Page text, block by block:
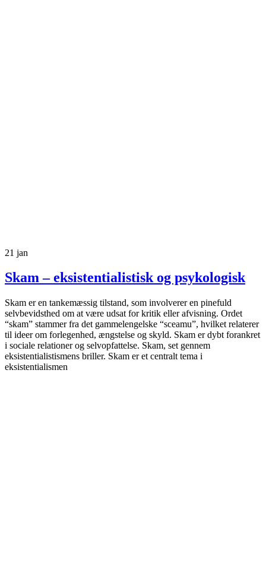
21 jan
Skam – eksistentialistisk og psykologisk
Skam er en tankemæssig tilstand, som involverer en pinefuld
selvbevidsthed om at være udsat for kritik eller afvisning. Ordet
“skam” stammer fra det gammelengelske “sceamu”, hvilket relaterer
til ideer om forlegenhed, ængstelse og skyld. Skam er dybt forankret
i sociale relationer og selvopfattelse. Skam, set gennem
eksistentialistismens briller. Skam er et centralt tema i
eksistentialismen